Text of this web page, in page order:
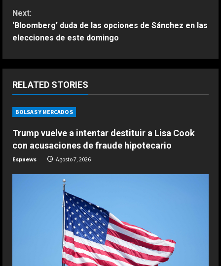
t
i
u
e
R
e
a
d
Next:
‘Bloomberg’ duda de las opciones de Sánchez en las
elecciones de este domingo
RELATED STORIES
BOLSAS Y MERCADOS
Trump vuelve a intentar destituir a Lisa Cook
con acusaciones de fraude hipotecario
Espnews Agosto 7, 2026
ESPAÑA
La idea de Verstappen que quiere
copiar de Alonso: “Es una fuente de
inspiración…”
Agosto 8, 2026
ESPAÑA